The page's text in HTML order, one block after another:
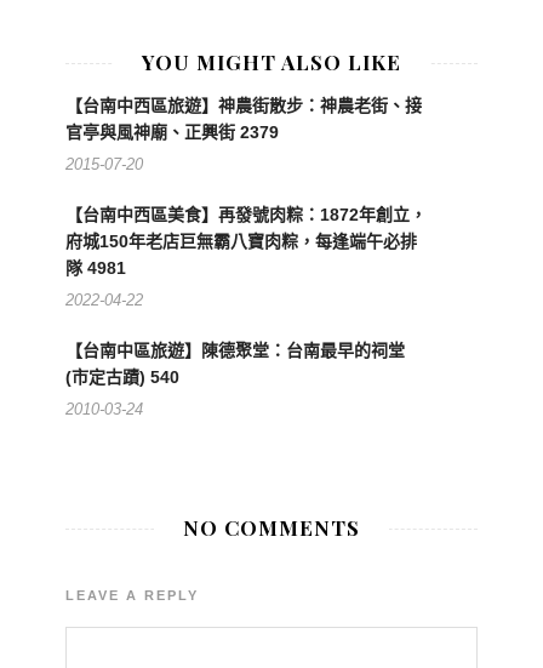
YOU MIGHT ALSO LIKE
【台南中西區旅遊】神農街散步：神農老街、接
官亭與風神廟、正興街 2379
2015-07-20
【台南中西區美食】再發號肉粽：1872年創立，
府城150年老店巨無霸八寶肉粽，每逢端午必排
隊 4981
2022-04-22
【台南中區旅遊】陳德聚堂：台南最早的祠堂
(市定古蹟) 540
2010-03-24
NO COMMENTS
LEAVE A REPLY